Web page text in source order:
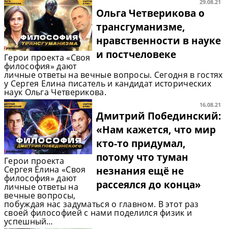
29.08.21
Ольга Четверикова о
трансгуманизме,
нравственности в науке
и постчеловеке
Герои проекта «Своя
философия» дают
личные ответы на вечные вопросы. Сегодня в гостях
у Сергея Елина писатель и кандидат исторических
наук Ольга Четверикова.
16.08.21
Дмитрий Побединский:
«Нам кажется, что мир
кто-то придумал,
потому что туман
незнания ещё не
рассеялся до конца»
Герои проекта
Сергея Елина «Своя
философия» дают
личные ответы на
вечные вопросы,
побуждая нас задуматься о главном. В этот раз
своей философией с нами поделился физик и
успешный…